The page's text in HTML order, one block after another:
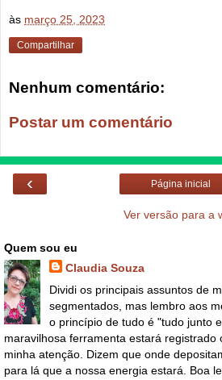
às março 25, 2023
Compartilhar
Nenhum comentário:
Postar um comentário
‹ Página inicial
Ver versão para a
Quem sou eu
Claudia Souza
Dividi os principais assuntos de
segmentados, mas lembro aos
o princípio de tudo é "tudo junto
maravilhosa ferramenta estará registrado
minha atenção. Dizem que onde
para lá que a nossa energia estará. Boa